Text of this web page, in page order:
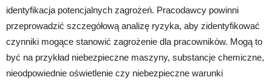
identyfikacja potencjalnych zagrożeń. Pracodawcy powinni
przeprowadzić szczegółową analizę ryzyka, aby zidentyfikować
czynniki mogące stanowić zagrożenie dla pracowników. Mogą to
być na przykład niebezpieczne maszyny, substancje chemiczne,
nieodpowiednie oświetlenie czy niebezpieczne warunki